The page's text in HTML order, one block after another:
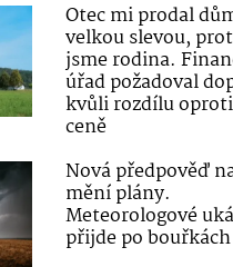
Otec mi prodal
velkou slevou,
jsme rodina.
úřad požadoval
kvůli rozdílu
ceně
Nová předpověď
mění plány.
Meteorologové
přijde po bouřkách